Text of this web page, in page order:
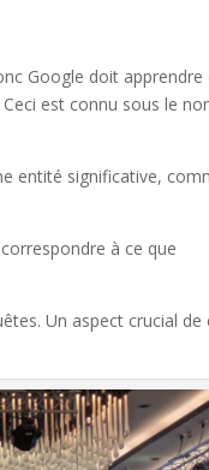
Google doit apprendre
est connu sous le
entité significative,
à ce que
Un aspect crucial de